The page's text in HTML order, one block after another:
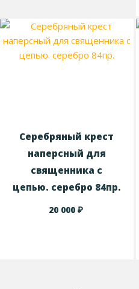
Серебряный крест
наперсный для
священника с
цепью. серебро 84пр.
20 000 ₽